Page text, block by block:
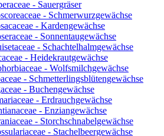
- Sauergräser
- Schmerwurzgewächse
- Kardengewächse
- Sonnentaugewächse
- Schachtelhalmgewächse
- Heidekrautgewächse
- Wolfsmilchgewächse
- Schmetterlingsblütengewächse
- Buchengewächse
- Erdrauchgewächse
- Enziangewächse
- Storchschnabelgewächse
- Stachelbeergewächse